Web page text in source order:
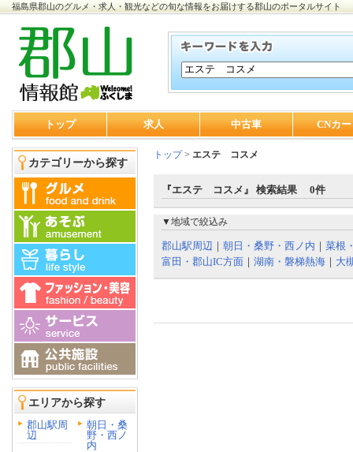
福島県郡山のグルメ・求人・観光などの旬な情報をお届けする郡山のポータルサイト
トップ 求人 中古車 CNカ
カテゴリーから探す
エリアから探す
郡山駅周
辺
朝日・桑
野・西ノ
内
トップ> エステ コスメ
『エステ コスメ』 検索結果 0件
▼地域で絞込み
郡山駅周辺 ｜ 朝日・桑野・西ノ内 ｜ 菜根
富田・郡山IC方面 ｜ 湖南・磐梯熱海 ｜ 大